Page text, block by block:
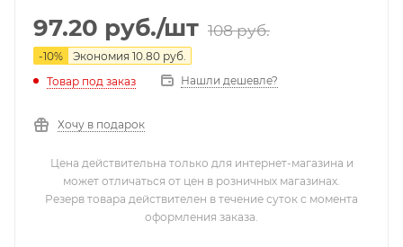
97.20 руб./шт 108руб.
-10% Экономия 10.80 руб.
Товар под заказ
Нашли дешевле?
Хочу в подарок
Цена действительна только для интернет-магазина и
может отличаться от цен в розничных магазинах.
Резерв товара действителен в течение суток с момента
оформления заказа.